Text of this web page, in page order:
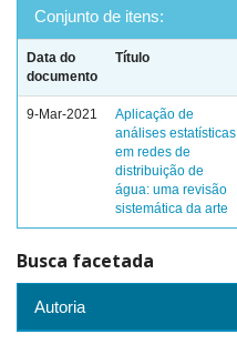
Conjunto de itens:
Data do
documento
Título
9-Mar-2021
Aplicação de
análises estatísticas
em redes de
distribuição de
água: uma revisão
sistemática da arte
Busca facetada
Autoria